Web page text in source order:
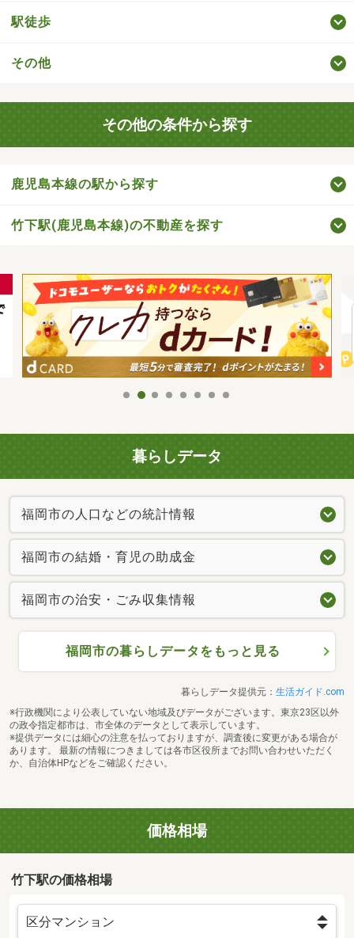
駅徒歩
その他
その他の条件から探す
鹿児島本線の駅から探す
竹下駅(鹿児島本線)の不動産を探す
暮らしデータ
福岡市の人口などの統計情報
福岡市の結婚・育児の助成金
福岡市の治安・ごみ収集情報
福岡市の暮らしデータをもっと見る
暮らしデータ提供元： 生活ガイド.com
※行政機関により公表していない地域及びデータがございます。東京23区以外
の政令指定都市は、市全体のデータとして表示しています。
※提供データには細心の注意を払っておりますが、調査後に変更がある場合が
あります。 最新の情報につきましては各市区役所までお問い合わせいただく
か、自治体HPなどをご確認ください。
価格相場
竹下駅の価格相場